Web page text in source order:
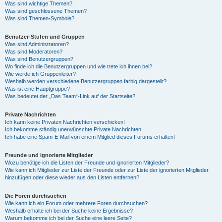
Was sind wichtige Themen?
Was sind geschlossene Themen?
Was sind Themen-Symbole?
Benutzer-Stufen und Gruppen
Was sind Administratoren?
Was sind Moderatoren?
Was sind Benutzergruppen?
Wo finde ich die Benutzergruppen und wie trete ich ihnen bei?
Wie werde ich Gruppenleiter?
Weshalb werden verschiedene Benutzergruppen farbig dargestellt?
Was ist eine Hauptgruppe?
Was bedeutet der „Das Team“-Link auf der Startseite?
Private Nachrichten
Ich kann keine Privaten Nachrichten verschicken!
Ich bekomme ständig unerwünschte Private Nachrichten!
Ich habe eine Spam-E-Mail von einem Mitglied dieses Forums erhalten!
Freunde und ignorierte Mitglieder
Wozu benötige ich die Listen der Freunde und ignorierten Mitglieder?
Wie kann ich Mitglieder zur Liste der Freunde oder zur Liste der ignorierten Mitglieder
hinzufügen oder diese wieder aus den Listen entfernen?
Die Foren durchsuchen
Wie kann ich ein Forum oder mehrere Foren durchsuchen?
Weshalb erhalte ich bei der Suche keine Ergebnisse?
Warum bekomme ich bei der Suche eine leere Seite?